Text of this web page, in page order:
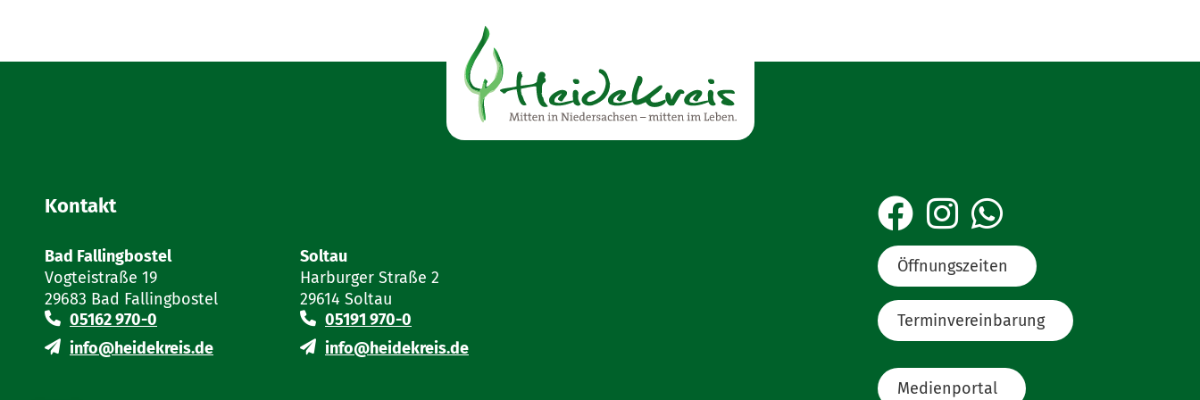
Besitz bestimmter beruflicher Qualifikationen gebunden ist,
anderenfalls ein Nachweis, dass Sie in den vorhergehenden zehn Jahren im Niederlassungsstaat mindestens zwei Jahre ein
Finanzanlagenvermittlergewerbe ausgeübt haben,
Nachweis eines Versicherungsschutzes oder einer anderen Art des individuellen oder kollektiven Schutzes in Bezug auf die
Sind Sie Gewerbetreibender aus einem Mitgliedsstaat der EU oder einem EWR-Mitgliedsstaat, können Sie Unterlagen aus Ihrem
Herkunftsstaat verwenden, die belegen, dass Sie die Anforderungen an die Zuverlässigkeit und die geordneten Vermögensverhältnisse
eines Gewerbetreibenden erfüllen.
Kontakt
Bad Fallingbostel
Vogteistraße 19
29683 Bad Fallingbostel
05162 970-0
info@heidekreis.de
Soltau
Harburger Straße 2
29614 Soltau
05191 970-0
info@heidekreis.de
Öffnungszeiten
Terminvereinbarung
Medienportal